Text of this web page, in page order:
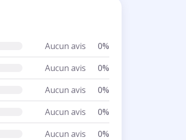
Aucun avis
0%
Aucun avis
0%
Aucun avis
0%
Aucun avis
0%
Aucun avis 0%